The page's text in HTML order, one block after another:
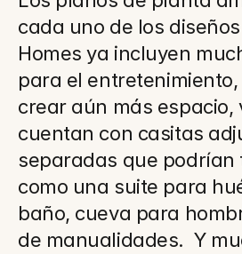
cada uno de los
Homes ya incluyen
para el
crear aún más espacio,
cuentan con casitas
separadas que podrían
como una suite para
baño, cueva para
de manualidades.  Y